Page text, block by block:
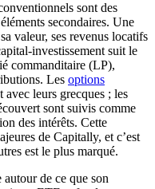
sont des
secondaires. Une
valeur, ses revenus locatifs
investissement suit le
commanditaire (LP),
Les options
leurs grecques ; les
sont suivis comme
des intérêts. Cette
de Capitally, et c’est
est le plus marqué.
autour de ce que son